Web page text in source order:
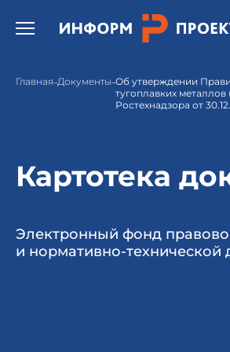
Открыть бургер меню.
Главная Документы Об утверждении
тугоплавких металлов
Ростехнадзора от
Картотека
Электронный фонд
и нормативно-технической